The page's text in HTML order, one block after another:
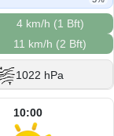
4 km/h (1 Bft)
11 km/h (2 Bft)
1022 hPa
10:00